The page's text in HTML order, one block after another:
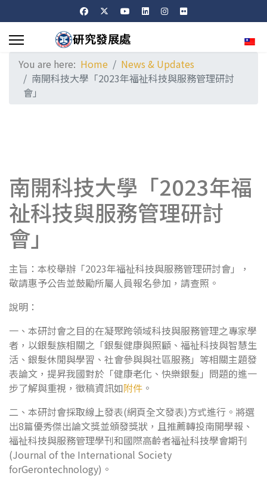
You are here: Home
News & Updates
南開科技大學「2023年福祉科技與服務管理研討
會」
南開科技大學「2023年福
祉科技與服務管理研討
會」
主旨：本校舉辦「2023年福祉科技與服務管理研討會」，
敬請惠予公告並鼓勵所屬人員報名參加，請查照。
說明：
一、本研討會之目的在凝聚跨領域科技與服務管理之專家學
者，以銀髮族相關之「銀髮健康與照顧、福祉科技與智慧生
活、銀髮休閒與學習、社會參與與社區服務」等相關主題發
表論文，提昇我國對於「健康老化、快樂銀髮」問題的進一
步了解與重視，徵稿資訊如附件 。
二、本研討會採取線上發表(網頁全文發表)方式進行。將選
出8篇優秀傑出論文獎並頒發獎狀，且推薦轉投南開學報、
福祉科技與服務管理學刊和國際高齡者福祉科技學會期刊
(Journal of the International Society
forGerontechnology)。